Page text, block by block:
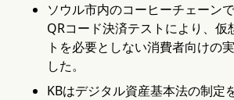
ソウル市内のコーヒーチェーン
QRコード決済テストにより、仮
トを必要としない消費者向けの
した。
KBはデジタル資産基本法の制定